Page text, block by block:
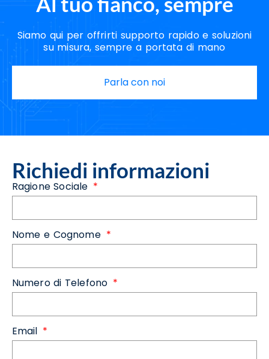
Siamo qui per offrirti supporto rapido e soluzioni
su misura, sempre a portata di mano
Parla con noi
Richiedi informazioni
Ragione Sociale
Nome e Cognome
Numero di Telefono
Email